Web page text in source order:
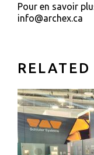
Pour en savoir
info@archex.ca
RELATED